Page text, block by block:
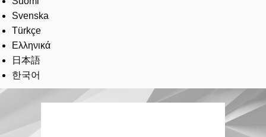
Svenska
Türkçe
Ελληνικά
日本語
한국어